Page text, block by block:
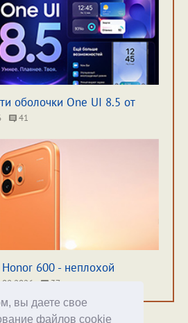
вы даете свое
файлов cookie
оболочки One UI 8.5 от
41
600 - неплохой
37